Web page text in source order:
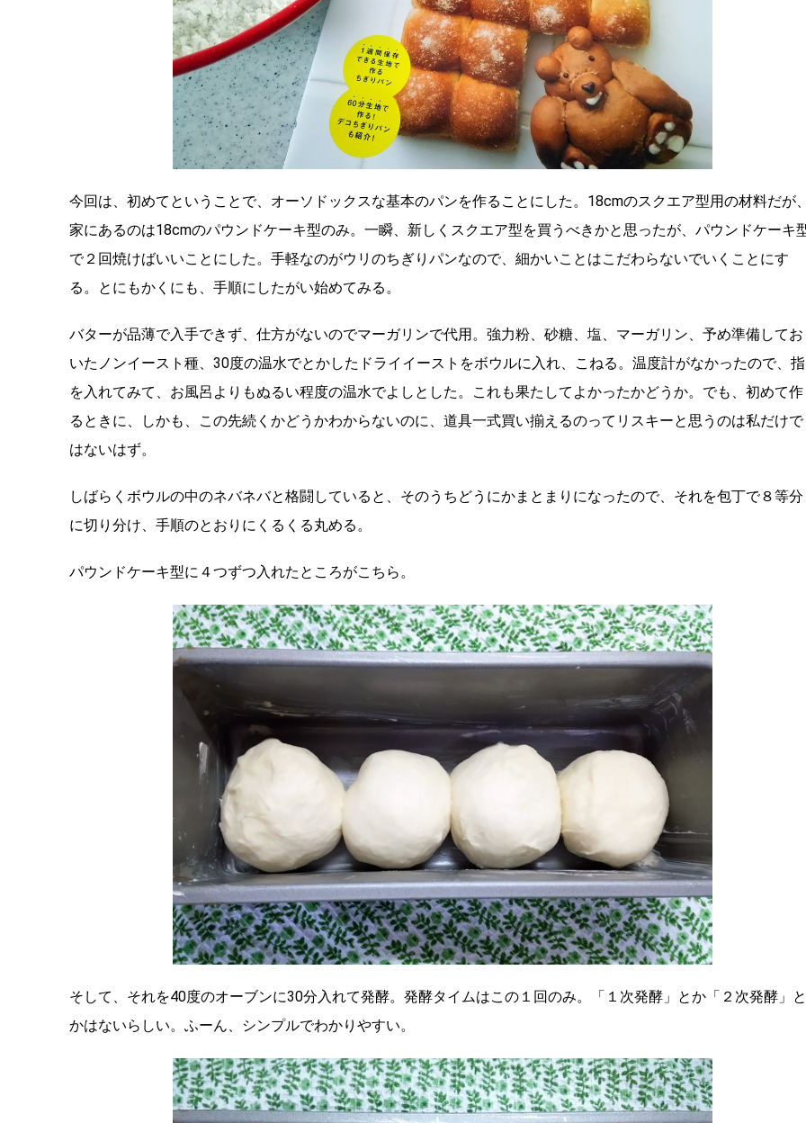
今回は、初めてということで、オーソドックスな基本のパンを作ることにした。18cmのスクエア型用の材料だが
家にあるのは18cmのパウンドケーキ型のみ。一瞬、新しくスクエア型を買うべきかと思ったが、パウンドケーキ
で２回焼けばいいことにした。手軽なのがウリのちぎりパンなので、細かいことはこだわらないでいくことにす
る。とにもかくにも、手順にしたがい始めてみる。
バターが品薄で入手できず、仕方がないのでマーガリンで代用。強力粉、砂糖、塩、マーガリン、予め準備してお
いたノンイースト種、30度の温水でとかしたドライイーストをボウルに入れ、こねる。温度計がなかったので、指
を入れてみて、お風呂よりもぬるい程度の温水でよしとした。これも果たしてよかったかどうか。でも、初めて作
るときに、しかも、この先続くかどうかわからないのに、道具一式買い揃えるのってリスキーと思うのは私だけで
はないはず。
しばらくボウルの中のネバネバと格闘していると、そのうちどうにかまとまりになったので、それを包丁で８等分
に切り分け、手順のとおりにくるくる丸める。
パウンドケーキ型に４つずつ入れたところがこちら。
そして、それを40度のオーブンに30分入れて発酵。発酵タイムはこの１回のみ。「１次発酵」とか「２次発酵」と
かはないらしい。ふーん、シンプルでわかりやすい。